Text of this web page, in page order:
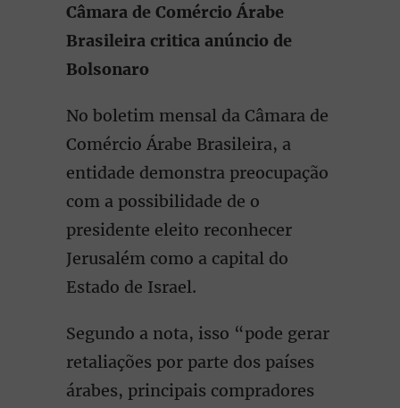
Câmara de Comércio Árabe
Brasileira critica anúncio de
Bolsonaro
No boletim mensal da Câmara de
Comércio Árabe Brasileira, a
entidade demonstra preocupação
com a possibilidade de o
presidente eleito reconhecer
Jerusalém como a capital do
Estado de Israel.
Segundo a nota, isso “pode gerar
retaliações por parte dos países
árabes, principais compradores